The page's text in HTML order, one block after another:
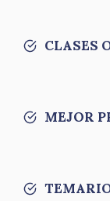
CLASES
MEJOR